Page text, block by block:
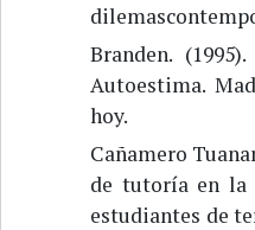
Branden.
Autoestima.
hoy.
Cañamero
de tutoría en la
estudiantes de